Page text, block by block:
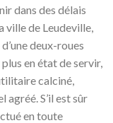
dans des délais
ville de Leudeville,
deux-roues
plus en état de servir,
calciné,
S’il est sûr
en toute